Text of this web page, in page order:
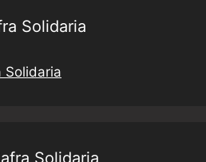
Solidaria
Solidaria